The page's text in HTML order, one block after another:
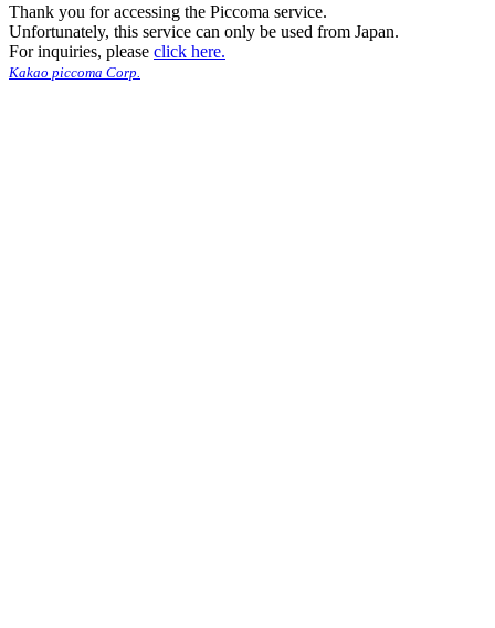
Thank you for accessing the Piccoma service.
Unfortunately, this service can only be used from Japan.
For inquiries, please click here.
Kakao piccoma Corp.